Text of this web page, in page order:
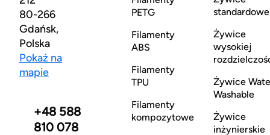
80-266
Gdańsk,
Polska
Pokaż na
mapie
+48 588
810 078
PETG
Filamenty
ABS
Filamenty
TPU
Filamenty
kompozytowe
standardowe
Żywice
wysokiej
Żywice
Washable
Żywice
inżynierskie